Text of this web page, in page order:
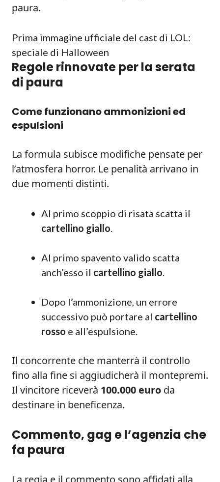
paura.
Prima immagine ufficiale del cast di LOL:
speciale di Halloween
Regole rinnovate per la serata
di paura
Come funzionano ammonizioni ed
espulsioni
La formula subisce modifiche pensate per
l’atmosfera horror. Le penalità arrivano in
due momenti distinti.
Al primo scoppio di risata scatta il
cartellino giallo.
Al primo spavento valido scatta
anch’esso il cartellino giallo.
Dopo l’ammonizione, un errore
successivo può portare al cartellino
rosso e all’espulsione.
Il concorrente che manterrà il controllo
fino alla fine si aggiudicherà il montepremi.
Il vincitore riceverà 100.000 euro da
destinare in beneficenza.
Commento, gag e l’agenzia che
fa paura
La regia e il commento sono affidati alla